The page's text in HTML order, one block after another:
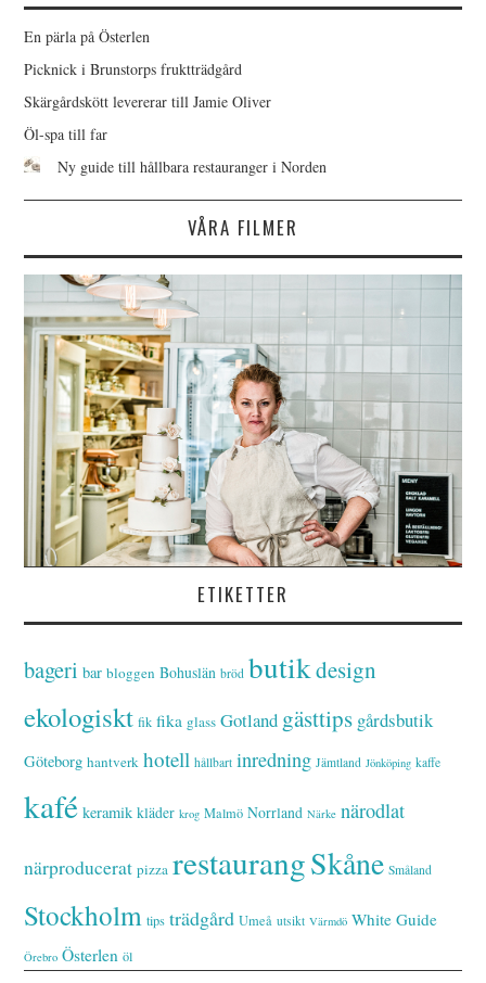
En pärla på Österlen
Picknick i Brunstorps fruktträdgård
Skärgårdskött levererar till Jamie Oliver
Öl-spa till far
Ny guide till hållbara restauranger i Norden
VÅRA FILMER
ETIKETTER
bageri bar bloggen Bohuslän bröd butikdesign
ekologiskt fik fika glass Gotland gästtips gårdsbutik
Göteborg hantverk hotell hållbart inredning Jämtland Jönköping kaffe
kafé keramik kläder krog Malmö Norrland Närke närodlat
närproducerat pizza restaurangSkåne Småland
Stockholm tips trädgård Umeå utsikt Värmdö White Guide
Örebro Österlen öl